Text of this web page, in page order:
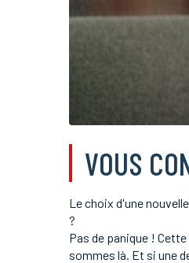
VOUS
Le choix d'une
?
Pas de panique !
sommes là. Et si une